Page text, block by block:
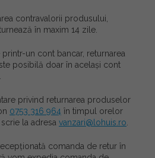
contravalorii produsului,
în maxim 14 zile.
un cont bancar, returnarea
posibilă doar în același cont
privind returnarea produselor
0753 316 964 în timpul orelor
la adresa vanzari@lohuis.ro
comanda de retur în